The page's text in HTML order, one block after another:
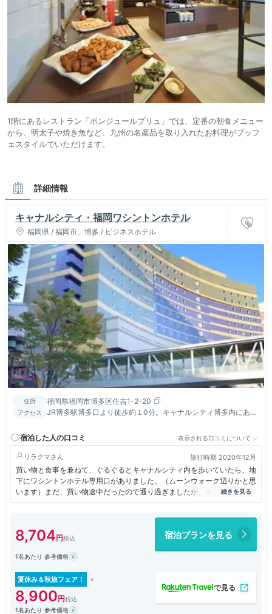
1階にあるレストラン「ボンジュールプリュ」では、定番の朝食メニュー
から、明太子や焼き魚など、九州の名産品を取り入れたお料理がブッフ
ェスタイルでいただけます。
詳細情報
キャナルシティ・福岡ワシントンホテル
福岡県 / 福岡市、博多 / ビジネスホテル
住所 福岡県福岡市博多区住吉1-2-20
アクセス
JR博多駅博多口より徒歩約１0分。キャナルシティ博多内にあり
宿泊した人の口コミ
表示される口コミについて
リラクマ 旅行時期 2020年12月
買い物と食事を兼ねて、ぐるぐるとキャナルシティ内を歩いていたら、地
下にワシントンホテル専用口がありました。（ムーンウォーク辺りかと思
います）まだ、買い物途中だったので通り過ぎましたが、キャナルシティ
に慣れれば便利だと思いました。ワシントンホテルはどこも一定の水準が
8,704 宿泊プランを見る
1名あたり 参考価格
夏休み＆秋旅フェア！
8,900
1名あたり 参考価格